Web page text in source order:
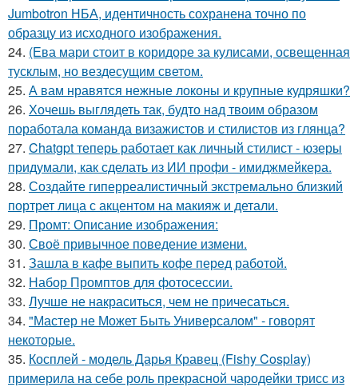
Jumbotron НБА, идентичность сохранена точно по
образцу из исходного изображения.
24. (Ева мари стоит в коридоре за кулисами, освещенная
тусклым, но вездесущим светом.
25. А вам нравятся нежные локоны и крупные кудряшки?
26. Хочешь выглядеть так, будто над твоим образом
поработала команда визажистов и стилистов из глянца?
27. Chatgpt теперь работает как личный стилист - юзеры
придумали, как сделать из ИИ профи - имиджмейкера.
28. Создайте гиперреалистичный экстремально близкий
портрет лица с акцентом на макияж и детали.
29. Промт: Описание изображения:
30. Своё привычное поведение измени.
31. Зашла в кафе выпить кофе перед работой.
32. Набор Промптов для фотосессии.
33. Лучше не накраситься, чем не причесаться.
34. "Мастер не Может Быть Универсалом" - говорят
некоторые.
35. Косплей - модель Дарья Кравец (Fishy Cosplay)
примерила на себе роль прекрасной чародейки трисс из